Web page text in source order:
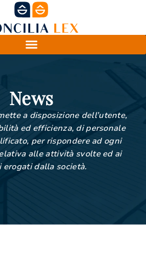
News
a disposizione dell’utente,
ed efficienza, di personale
per rispondere ad ogni
alle attività svolte ed ai
erogati dalla società.